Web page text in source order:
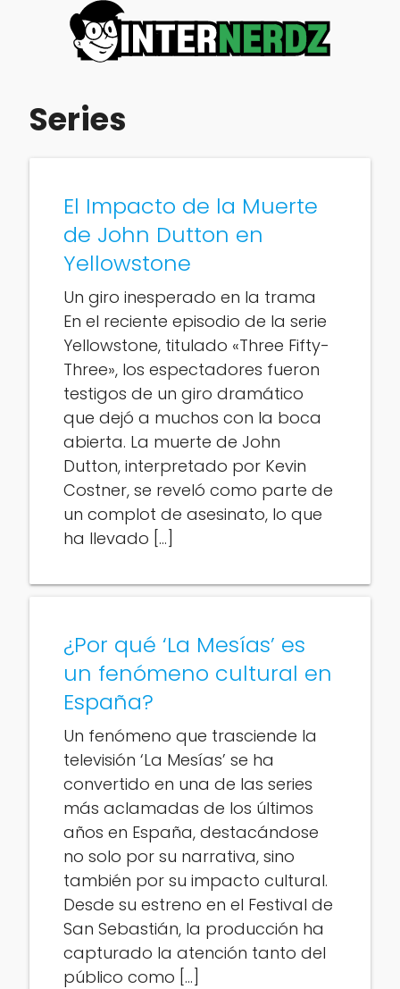
Series
El Impacto de la Muerte
de John Dutton en
Yellowstone
Un giro inesperado en la trama
En el reciente episodio de la serie
Yellowstone, titulado «Three Fifty-
Three», los espectadores fueron
testigos de un giro dramático
que dejó a muchos con la boca
abierta. La muerte de John
Dutton, interpretado por Kevin
Costner, se reveló como parte de
un complot de asesinato, lo que
ha llevado […]
¿Por qué ‘La Mesías’ es
un fenómeno cultural en
España?
Un fenómeno que trasciende la
televisión ‘La Mesías’ se ha
convertido en una de las series
más aclamadas de los últimos
años en España, destacándose
no solo por su narrativa, sino
también por su impacto cultural.
Desde su estreno en el Festival de
San Sebastián, la producción ha
capturado la atención tanto del
público como […]